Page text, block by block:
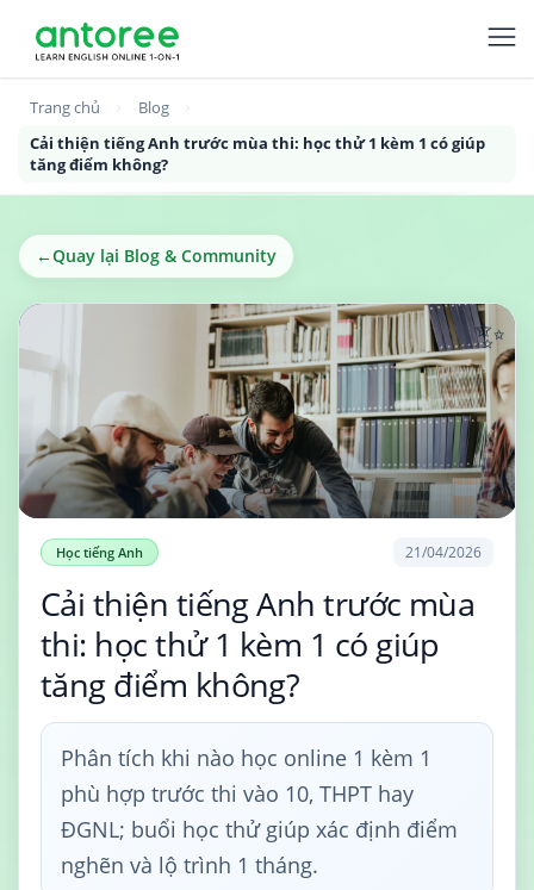
Trang chủ
Blog
Cải thiện tiếng Anh trước mùa thi: học thử 1 kèm 1 có giúp
tăng điểm không?
←Quay lại Blog & Community
✨
Học tiếng Anh 21/04/2026
Cải thiện tiếng Anh trước mùa
thi: học thử 1 kèm 1 có giúp
tăng điểm không?
Phân tích khi nào học online 1 kèm 1
phù hợp trước thi vào 10, THPT hay
ĐGNL; buổi học thử giúp xác định điểm
nghẽn và lộ trình 1 tháng.